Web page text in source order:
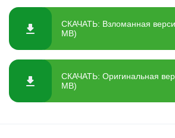
СКАЧАТЬ: Взломанная
MB)
СКАЧАТЬ: Оригинальная
MB)